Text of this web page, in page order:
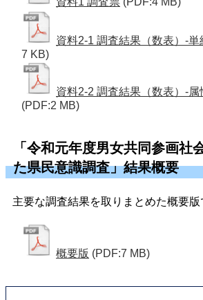
資料2-1 調査結果（数表）-単
7 KB)
資料2-2 調査結果（数表）-
(PDF:2 MB)
「令和元年度男女共同参画社
た県民意識調査」結果概要
主要な調査結果を取りまとめた概要版
概要版 (PDF:7 MB)